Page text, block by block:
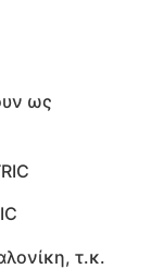
ως
τ.κ.